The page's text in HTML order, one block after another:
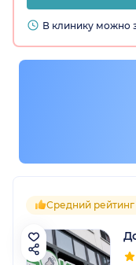
В клинику можно
Средний рейтинг